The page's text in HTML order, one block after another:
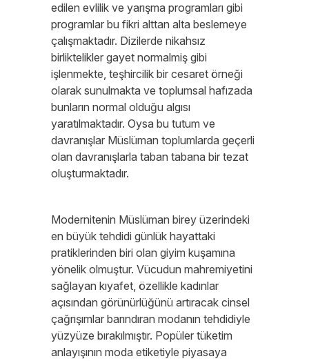
edilen evlilik ve yarışma programları gibi
programlar bu fikri alttan alta beslemeye
çalışmaktadır. Dizilerde nikahsız
birliktelikler gayet normalmiş gibi
işlenmekte, teşhircilik bir cesaret örneği
olarak sunulmakta ve toplumsal hafızada
bunların normal olduğu algısı
yaratılmaktadır. Oysa bu tutum ve
davranışlar Müslüman toplumlarda geçerli
olan davranışlarla taban tabana bir tezat
oluşturmaktadır.
Modernitenin Müslüman birey üzerindeki
en büyük tehdidi günlük hayattaki
pratiklerinden biri olan giyim kuşamına
yönelik olmuştur. Vücudun mahremiyetini
sağlayan kıyafet, özellikle kadınlar
açısından görünürlüğünü artıracak cinsel
çağrışımlar barındıran modanın tehdidiyle
yüzyüze bırakılmıştır. Popüler tüketim
anlayışının moda etiketiyle piyasaya